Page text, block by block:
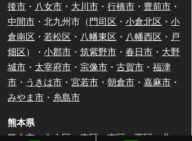
後市 ・ 八女市 ・ 大川市 ・ 行橋市 ・ 豊前市 ・
中間市 ・北九州市（門司区 ・ 小倉北区 ・ 小
倉南区 ・ 若松区 ・ 八幡東区 ・ 八幡西区 ・ 戸
畑区）・ 小郡市 ・ 筑紫野市 ・ 春日市 ・ 大野
城市 ・ 太宰府市 ・ 宗像市 ・ 古賀市 ・ 福津
市 ・ うきは市 ・ 宮若市 ・ 朝倉市 ・ 嘉麻市 ・
みやま市 ・ 糸島市
熊本県
熊本市（中央区 東区 南区 西区
北